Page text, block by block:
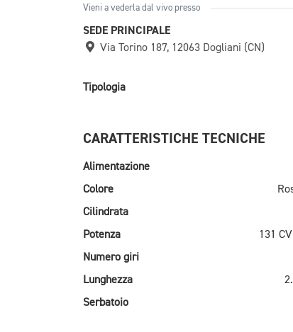
Vieni a vederla dal vivo presso
SEDE PRINCIPALE
Via Torino 187, 12063 Dogliani (CN)
Tipologia
CARATTERISTICHE TECNICHE
Alimentazione
Colore
Cilindrata
Potenza
131
Numero giri
Lunghezza
Serbatoio